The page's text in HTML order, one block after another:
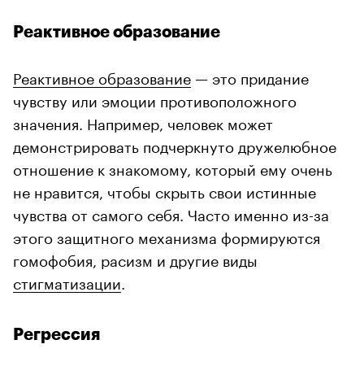
Реактивное образование
Реактивное образование — это придание
чувству или эмоции противоположного
значения. Например, человек может
демонстрировать подчеркнуто дружелюбное
отношение к знакомому, который ему очень
не нравится, чтобы скрыть свои истинные
чувства от самого себя. Часто именно из-за
этого защитного механизма формируются
гомофобия, расизм и другие виды
стигматизации
Регрессия